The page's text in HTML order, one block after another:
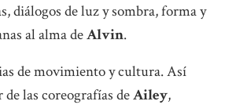
diálogos de luz y sombra, forma y
al alma deAlvin.
de movimiento y cultura. Así
las coreografías deAiley,